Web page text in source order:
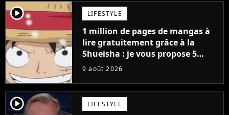
player2 LIFESTYLE
1 million de pages de mangas à
lire gratuitement grâce à la
Shueisha : je vous propose 5
mangas jamais sortis en France
9 août 2026
player2 LIFESTYLE